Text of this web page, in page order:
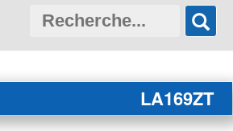
LA169ZT